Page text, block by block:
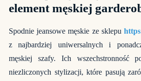
element męskiej
Spodnie jeansowe męskie ze sklepu
z najbardziej uniwersalnych i
męskiej szafy. Ich wszechstronność
niezliczonych stylizacji, które pasują